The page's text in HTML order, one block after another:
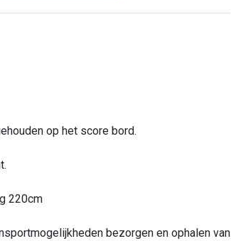
op het score bord.
220cm
bezorgen en ophalen van